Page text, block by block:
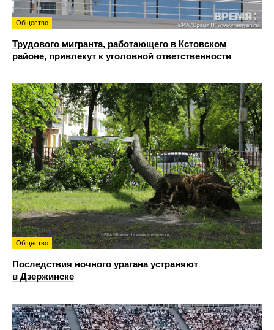
Общество
Трудового мигранта, работающего в Кстовском
районе, привлекут к уголовной ответственности
Общество
Последствия ночного урагана устраняют
в Дзержинске